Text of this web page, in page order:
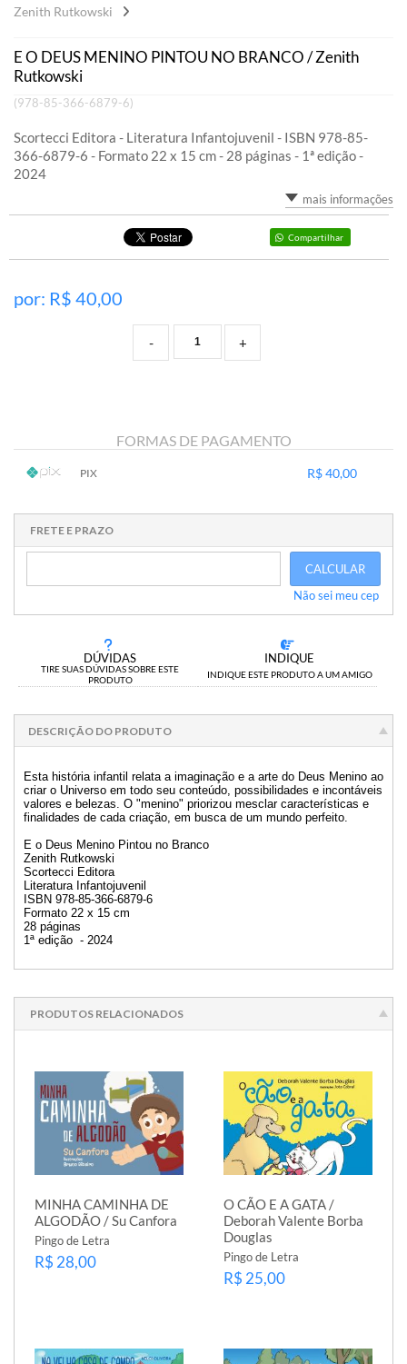
Zenith Rutkowski
E O DEUS MENINO PINTOU NO BRANCO / Zenith
Rutkowski
(978-85-366-6879-6)
Scortecci Editora - Literatura Infantojuvenil - ISBN 978-85-
366-6879-6 - Formato 22 x 15 cm - 28 páginas - 1ª edição -
2024
mais informações
Compartilhar
DÚVIDAS
TIRE SUAS DÚVIDAS SOBRE ESTE
PRODUTO
INDIQUE
INDIQUE ESTE PRODUTO A UM AMIGO
por: R$ 40,00
+
-
FORMAS DE PAGAMENTO
PIX R$ 40,00
..
...
FRETE E PRAZO
CALCULAR
Não sei meu cep
DESCRIÇÃO DO PRODUTO
Esta história infantil relata a imaginação e a arte do Deus Menino ao
criar o Universo em todo seu conteúdo, possibilidades e incontáveis
valores e belezas. O "menino" priorizou mesclar características e
finalidades de cada criação, em busca de um mundo perfeito.
E o Deus Menino Pintou no Branco
Zenith Rutkowski
Scortecci Editora
Literatura Infantojuvenil
ISBN 978-85-366-6879-6
Formato 22 x 15 cm
28 páginas
1ª edição - 2024
PRODUTOS RELACIONADOS
MINHA CAMINHA DE
ALGODÃO / Su Canfora
Pingo de Letra
R$ 28,00
O CÃO E A GATA /
Deborah Valente Borba
Douglas
Pingo de Letra
R$ 25,00